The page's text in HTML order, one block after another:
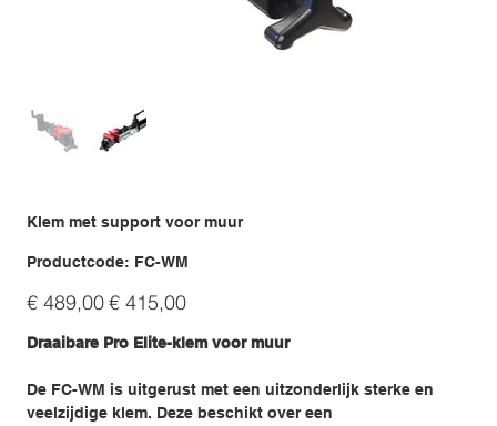
Klem met support voor muur
Productcode: Productcode
FC-
FC-WM
Originele
prijs
€ 489,00 Verkoopprijs
€ 415,00
Draaibare Pro Elite-klem voor muur
De FC-WM is uitgerust met een uitzonderlijk sterke en
veelzijdige klem. Deze beschikt over een